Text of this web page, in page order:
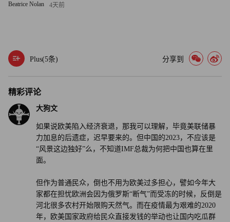
措施有关，英国政府的行动迟缓导致国内新冠相关的超额死
亡人数超过欧洲其他国家。
自新冠疫情爆发以来，英国的经济复苏速度，也一直落后于
其他富裕国家。
据英国国家统计署在2022年9月发布的官方数据显示，去
年，英国是G7国家中唯一一个经济规模小于新冠疫情之前
的国家，因为与其他发达国家相比，英国的高通胀和高利率
《金融时报》对英国下一次经济衰退严重性的调查结果，验
证了经济合作与发展组织（OECD）去年的类似预测。经济
Beatrice Nolan 4天前
Plus(5条) 分享到
精彩评论
大狗文
如果说欧美陷入经济衰退，那我可以理解，毕竟美联储暴
力加息的后遗症，迟早要来的。但中国的2023，不应该是
“风景这边独好”么，不知道IMF总裁为何把中国也算在里
面。
但作为普通民众，倒也不用为欧美过多担心，譬如今年大
家都在担忧欧洲会因为俄罗斯“断气”而受冻的时候，反倒是
河北很多农村开始限购天然气。而在疫情最为艰难的2020
年，欧美国家政府给民众直接发钱的举动也让国内吃瓜群